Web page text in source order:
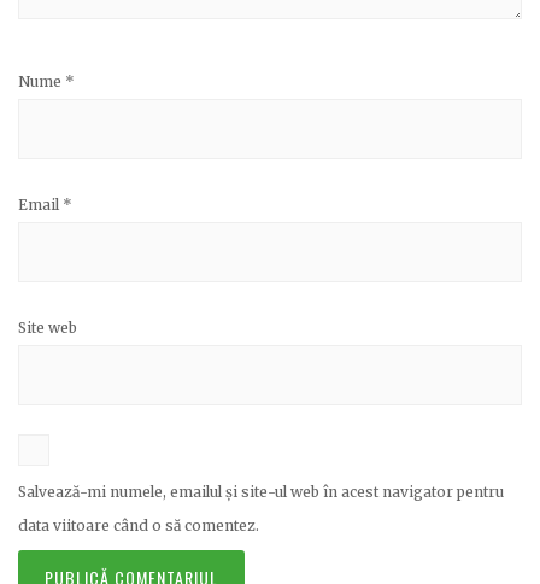
Nume *
Email *
Site web
Salvează-mi numele, emailul și site-ul web în acest navigator pentru
data viitoare când o să comentez.